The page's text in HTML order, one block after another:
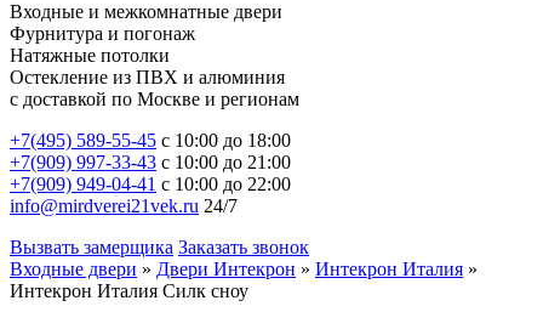
Входные и межкомнатные двери
Фурнитура и погонаж
Натяжные потолки
Остекление из ПВХ и алюминия
с доставкой по Москве и регионам
+7(495) 589-55-45 с 10:00 до 18:00
+7(909) 997-33-43 с 10:00 до 21:00
+7(909) 949-04-41 с 10:00 до 22:00
info@mirdverei21vek.ru 24/7
Вызвать замерщика Заказать звонок
Входные двери » Двери Интекрон » Интекрон Италия »
Интекрон Италия Силк сноу